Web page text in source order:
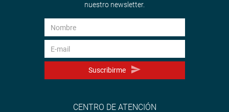
nuestro newsletter.
Suscribirme
CENTRO DE ATENCIÓN